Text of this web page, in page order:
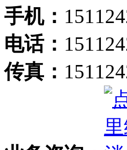
手机：
电话：
传真：